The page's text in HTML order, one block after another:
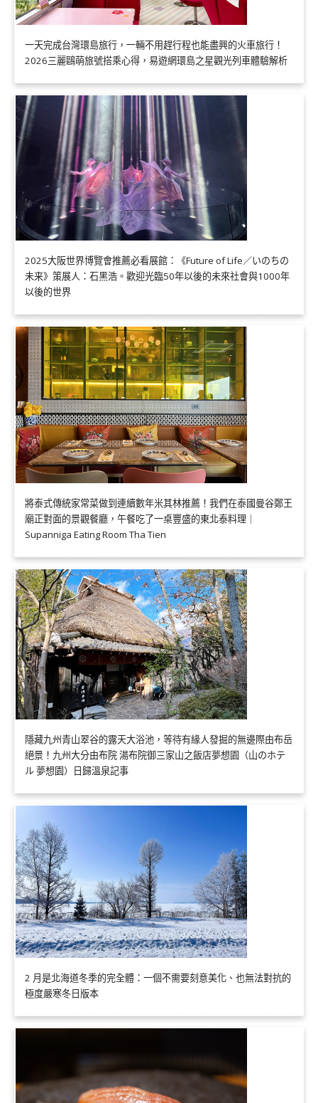
一天完成台灣環島旅行，一輛不用趕行程也能盡興的火車旅行！
2026三麗鷗萌旅號搭乘心得，易遊網環島之星觀光列車體驗解析
2025大阪世界博覽會推薦必看展館：《Future of Life／いのちの
未来》策展人：石黑浩。歡迎光臨50年以後的未來社會與1000年
以後的世界
將泰式傳統家常菜做到連續數年米其林推薦！我們在泰國曼谷鄭王
廟正對面的景觀餐廳，午餐吃了一桌豐盛的東北泰料理｜
Supanniga Eating Room Tha Tien
隱藏九州青山翠谷的露天大浴池，等待有緣人發掘的無邊際由布岳
絕景！九州大分由布院 湯布院御三家山之飯店夢想園（山のホテ
ル 夢想園）日歸溫泉記事
2 月是北海道冬季的完全體：一個不需要刻意美化、也無法對抗的
極度嚴寒冬日版本